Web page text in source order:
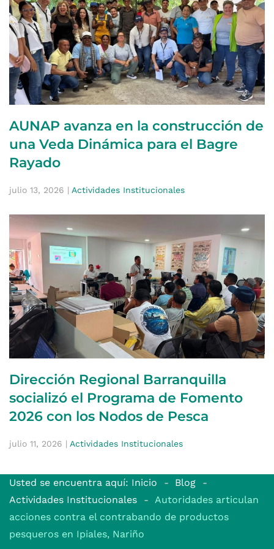
AUNAP avanza en la construcción de
una Veda Dinámica para el Bagre
Rayado
julio 13, 2026 | Actividades Institucionales
Dirección Regional Barranquilla
socializó el Programa de Fomento
2026 con los Nodos de Pesca
julio 11, 2026 | Actividades Institucionales
Usted se encuentra aquí: Inicio
Blog
Actividades Institucionales
Autoridades articulan
acciones contra el contrabando de productos
pesqueros en Ipiales, Nariño